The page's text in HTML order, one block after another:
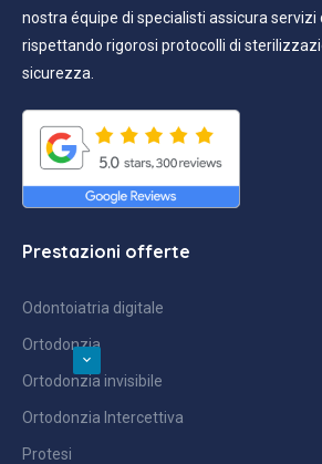
nostra équipe di specialisti assicura servizi
rispettando rigorosi protocolli di
sicurezza.
Prestazioni offerte
Odontoiatria digitale
Ortodonzia
Ortodonzia invisibile
Ortodonzia Intercettiva
Protesi